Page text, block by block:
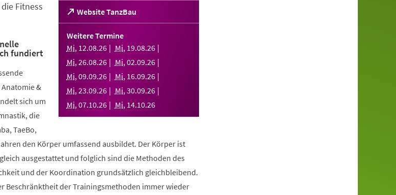
Website TanzBau
(Öffnet
in
einem
neuen
Tab)
Weitere Termine
Mi, 12.08.26 Mi, 19.08.26
Mi,26.08.26 Mi,02.09.26
Mi,09.09.26 Mi, 16.09.26
Mi,23.09.26 Mi,30.09.26
Mi,07.10.26 Mi, 14.10.26
Fitness
fundiert
&
sich um
die
TaeBo,
den Körper umfassend ausbildet. Der Körper ist
ausgestattet und folglich sind die Methoden des
und der Koordination grundsätzlich gleichbleibend.
Beschränktheit der Trainingsmethoden immer wieder